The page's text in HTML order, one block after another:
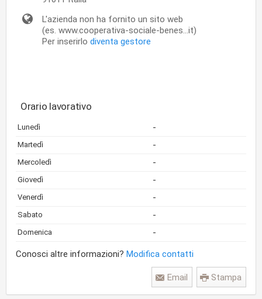
L'azienda non ha fornito un sito web
(es. www.cooperativa-sociale-benes...it)
Per inserirlo diventa gestore
Orario lavorativo
Lunedì -
Martedì -
Mercoledì -
Giovedì -
Venerdì -
Sabato -
Domenica -
Conosci altre informazioni? Modifica contatti
Stampa
Email